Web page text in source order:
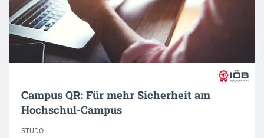
Campus QR: Für mehr Sicherheit am
Hochschul-Campus
STUDO